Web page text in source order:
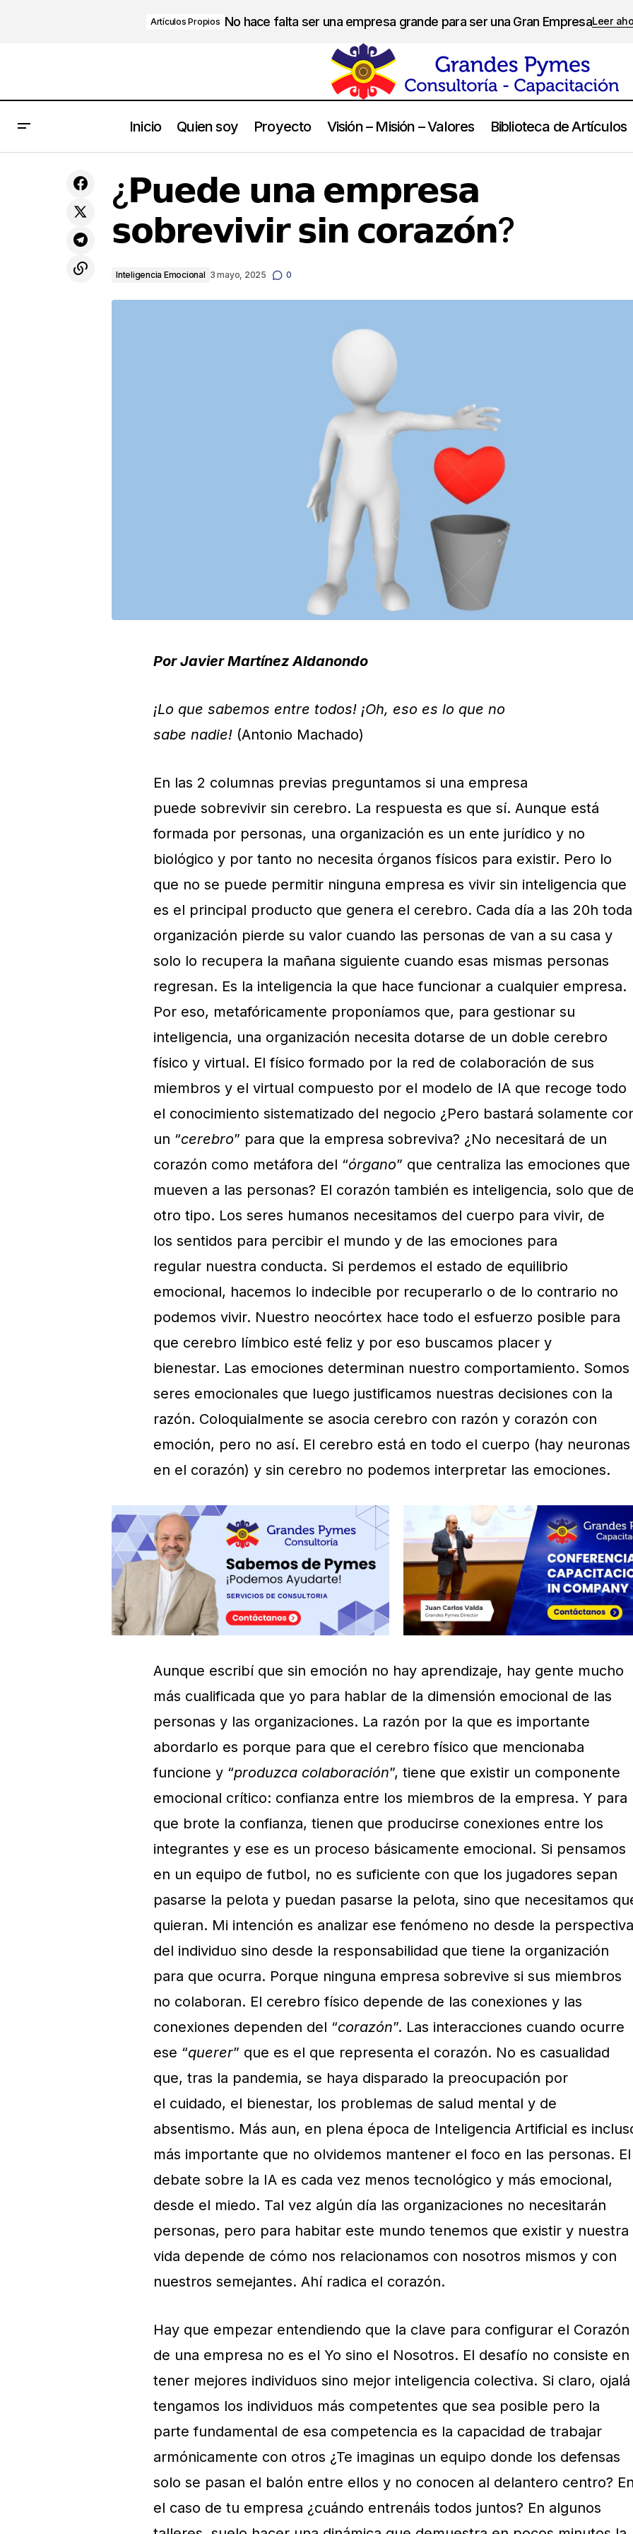
Artículos Propios No hace falta ser una empresa grande para ser una Gran EmpresaLeer
Inicio Quien soy Proyecto Visión – Misión – Valores Biblioteca de Artículos
Paulo Coelho
¿𝗣𝘂𝗲𝗱𝗲 𝘂𝗻𝗮 𝗲𝗺𝗽𝗿𝗲𝘀𝗮
𝘀𝗼𝗯𝗿𝗲𝘃𝗶𝘃𝗶𝗿 𝘀𝗶𝗻 𝗰𝗼𝗿𝗮𝘇𝗼́𝗻?
Inteligencia Emocional 3 mayo, 2025 0
Por Javier Martínez Aldanondo
¡Lo que sabemos entre todos! ¡Oh, eso es lo que no
sabe nadie! (Antonio Machado)
En las 2 columnas previas preguntamos si una empresa
puede sobrevivir sin cerebro. La respuesta es que sí. Aunque está
formada por personas, una organización es un ente jurídico y no
biológico y por tanto no necesita órganos físicos para existir. Pero lo
que no se puede permitir ninguna empresa es vivir sin inteligencia que
es el principal producto que genera el cerebro. Cada día a las 20h toda
organización pierde su valor cuando las personas de van a su casa y
solo lo recupera la mañana siguiente cuando esas mismas personas
regresan. Es la inteligencia la que hace funcionar a cualquier empresa.
Por eso, metafóricamente proponíamos que, para gestionar su
inteligencia, una organización necesita dotarse de un doble cerebro
físico y virtual. El físico formado por la red de colaboración de sus
miembros y el virtual compuesto por el modelo de IA que recoge todo
el conocimiento sistematizado del negocio ¿Pero bastará solamente
un “cerebro” para que la empresa sobreviva? ¿No necesitará de un
corazón como metáfora del “órgano” que centraliza las emociones que
mueven a las personas? El corazón también es inteligencia, solo que
otro tipo. Los seres humanos necesitamos del cuerpo para vivir, de
los sentidos para percibir el mundo y de las emociones para
regular nuestra conducta. Si perdemos el estado de equilibrio
emocional, hacemos lo indecible por recuperarlo o de lo contrario no
podemos vivir. Nuestro neocórtex hace todo el esfuerzo posible para
que cerebro límbico esté feliz y por eso buscamos placer y
bienestar. Las emociones determinan nuestro comportamiento. Somos
seres emocionales que luego justificamos nuestras decisiones con la
razón. Coloquialmente se asocia cerebro con razón y corazón con
emoción, pero no así. El cerebro está en todo el cuerpo (hay neuronas
en el corazón) y sin cerebro no podemos interpretar las emociones.
Aunque escribí que sin emoción no hay aprendizaje, hay gente mucho
más cualificada que yo para hablar de la dimensión emocional de las
personas y las organizaciones. La razón por la que es importante
abordarlo es porque para que el cerebro físico que mencionaba
funcione y “produzca colaboración”, tiene que existir un componente
emocional crítico: confianza entre los miembros de la empresa. Y para
que brote la confianza, tienen que producirse conexiones entre los
integrantes y ese es un proceso básicamente emocional. Si pensamos
en un equipo de futbol, no es suficiente con que los jugadores sepan
pasarse la pelota y puedan pasarse la pelota, sino que necesitamos
quieran. Mi intención es analizar ese fenómeno no desde la perspectiva
del individuo sino desde la responsabilidad que tiene la organización
para que ocurra. Porque ninguna empresa sobrevive si sus miembros
no colaboran. El cerebro físico depende de las conexiones y las
conexiones dependen del “corazón”. Las interacciones cuando ocurre
ese “querer” que es el que representa el corazón. No es casualidad
que, tras la pandemia, se haya disparado la preocupación por
el cuidado, el bienestar, los problemas de salud mental y de
absentismo. Más aun, en plena época de Inteligencia Artificial es
más importante que no olvidemos mantener el foco en las personas. El
debate sobre la IA es cada vez menos tecnológico y más emocional,
desde el miedo. Tal vez algún día las organizaciones no necesitarán
personas, pero para habitar este mundo tenemos que existir y nuestra
vida depende de cómo nos relacionamos con nosotros mismos y con
nuestros semejantes. Ahí radica el corazón.
Hay que empezar entendiendo que la clave para configurar el Corazón
de una empresa no es el Yo sino el Nosotros. El desafío no consiste en
tener mejores individuos sino mejor inteligencia colectiva. Si claro, ojalá
tengamos los individuos más competentes que sea posible pero la
parte fundamental de esa competencia es la capacidad de trabajar
armónicamente con otros ¿Te imaginas un equipo donde los defensas
solo se pasan el balón entre ellos y no conocen al delantero centro?
el caso de tu empresa ¿cuándo entrenáis todos juntos? En algunos